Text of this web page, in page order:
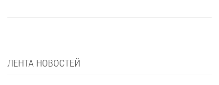
ЛЕНТА НОВОСТЕЙ